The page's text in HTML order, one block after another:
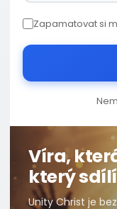
Zapamatovat si
Víra,
který
Unity Christ je